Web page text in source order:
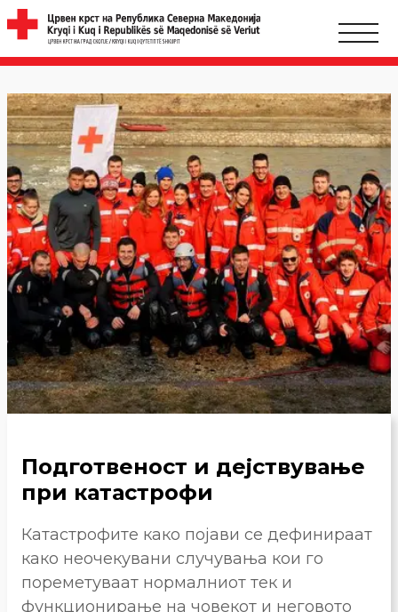
Подготвеност и дејствување
при катастрофи
Катастрофите како појави се дефинираат
како неочекувани случувања кои го
пореметуваат нормалниот тек и
функционирање на човекот и неговото